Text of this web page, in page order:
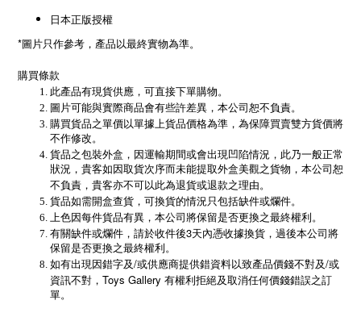
日本正版授權
*圖片只作參考，產品以最終實物為準。
購買條款
此產品有現貨供應，可直接下單購物。
圖片可能與實際商品會有些許差異，本公司恕不負責。
購買貨品之單價以單據上貨品價格為準，為保障買賣雙方貨價將
不作修改。
貨品之包裝外盒，因運輸期間或會出現凹陷情況，此乃一般正常
狀況，貴客如因取貨次序而未能提取外盒美觀之貨物，本公司恕
不負責，貴客亦不可以此為退貨或退款之理由。
貨品如需開盒查貨，可換貨的情況只包括缺件或爛件。
上色因每件貨品有異，本公司將保留是否更換之最終權利。
有關缺件或爛件，請於收件後3天內憑收據換貨，過後本公司將
保留是否更換之最終權利。
如有出現因錯字及/或供應商提供錯資料以致產品價錢不對及/或
資訊不對， Toys Gallery 有權利拒絕及取消任何價錢錯誤之訂
單。